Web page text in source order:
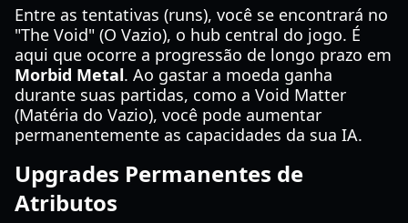
Entre as tentativas (runs), você se encontrará no
"The Void" (O Vazio), o hub central do jogo. É
aqui que ocorre a progressão de longo prazo em
Morbid Metal. Ao gastar a moeda ganha
durante suas partidas, como a Void Matter
(Matéria do Vazio), você pode aumentar
permanentemente as capacidades da sua IA.
Upgrades Permanentes de
Atributos